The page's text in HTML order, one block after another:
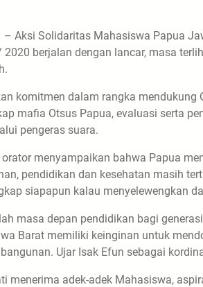
Aksi Solidaritas Mahasiswa Papua
berjalan dengan lancar, masa
komitmen dalam rangka
mafia Otsus Papua, evaluasi serta
pengeras suara.
menyampaikan bahwa Papua
pendidikan dan kesehatan masih
siapapun kalau menyelewengkan
masa depan pendidikan bagi
Barat memiliki keinginan untuk
Ujar Isak Efun sebagai
menerima adek-adek Mahasiswa,